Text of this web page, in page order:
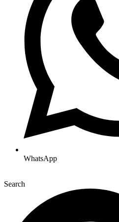
WhatsApp
Search